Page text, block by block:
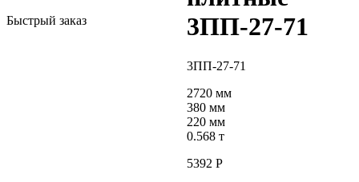
3ПП-27-71
3ПП-27-71
2720 мм
380 мм
220 мм
0.568 т
5392 Р
Быстрый заказ